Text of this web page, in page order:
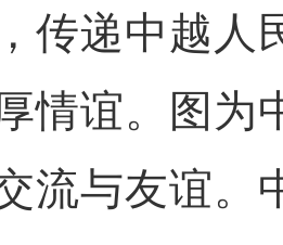
传递中越人
情谊。图为
流与友谊。